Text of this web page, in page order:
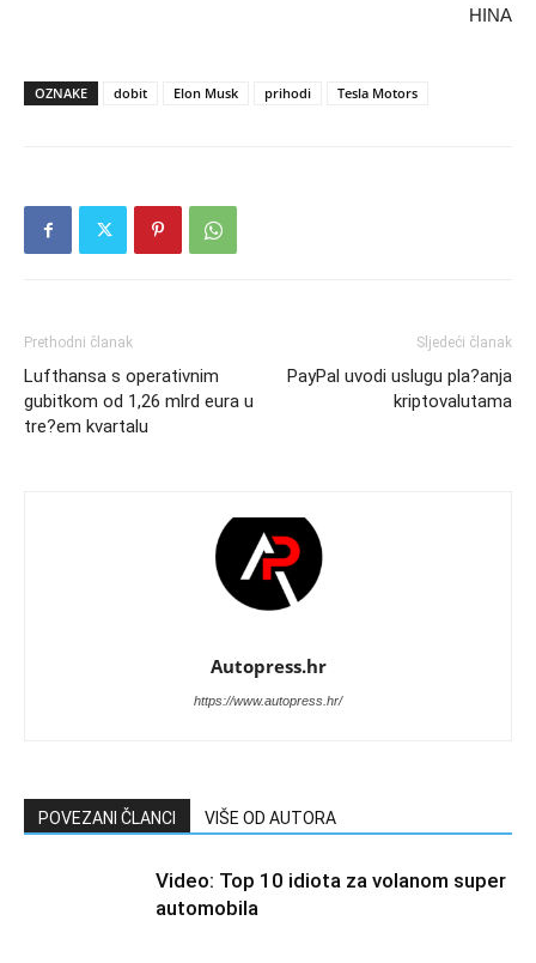
HINA
OZNAKE dobit Elon Musk prihodi Tesla Motors
Prethodni članak
Lufthansa s operativnim
gubitkom od 1,26 mlrd eura u
tre?em kvartalu
Sljedeći članak
PayPal uvodi uslugu pla?anja
kriptovalutama
Autopress.hr
https://www.autopress.hr/
POVEZANI ČLANCI VIŠE OD AUTORA
Video: Top 10 idiota za volanom super
automobila